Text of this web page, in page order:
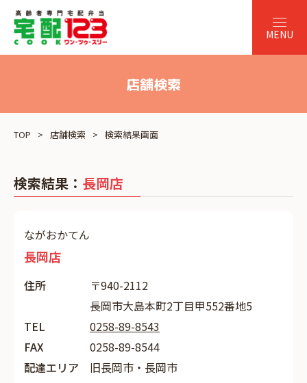
店舗検索
TOP 店舗検索 検索結果画面
検索結果： 長岡店
ながおかてん
長岡店
住所
〒940-2112
長岡市大島本町2丁目甲552番地5
TEL
0258-89-8543
FAX
0258-89-8544
配達エリア
旧長岡市・長岡市